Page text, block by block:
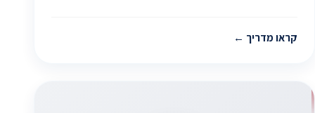
קראו מדריך